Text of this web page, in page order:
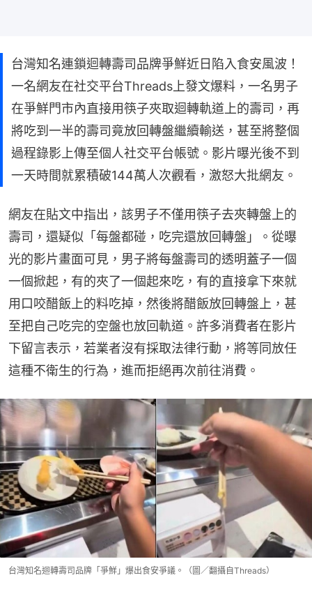
台灣知名連鎖迴轉壽司品牌爭鮮近日陷入食安風波！
一名網友在社交平台Threads上發文爆料，一名男子
在爭鮮門市內直接用筷子夾取迴轉軌道上的壽司，再
將吃到一半的壽司竟放回轉盤繼續輸送，甚至將整個
過程錄影上傳至個人社交平台帳號。影片曝光後不到
一天時間就累積破144萬人次觀看，激怒大批網友。
網友在貼文中指出，該男子不僅用筷子去夾轉盤上的
壽司，還疑似「每盤都碰，吃完還放回轉盤」。從曝
光的影片畫面可見，男子將每盤壽司的透明蓋子一個
一個掀起，有的夾了一個起來吃，有的直接拿下來就
用口咬醋飯上的料吃掉，然後將醋飯放回轉盤上，甚
至把自己吃完的空盤也放回軌道。許多消費者在影片
下留言表示，若業者沒有採取法律行動，將等同放任
這種不衛生的行為，進而拒絕再次前往消費。
台灣知名迴轉壽司品牌「爭鮮」爆出食安爭議。（圖／翻攝自Threads）